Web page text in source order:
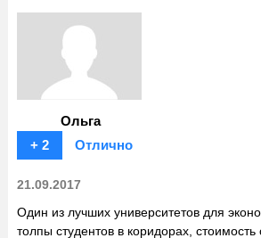
Ольга
+ 2
Отлично
21.09.2017
Один из лучших университетов для
толпы студентов в коридорах,